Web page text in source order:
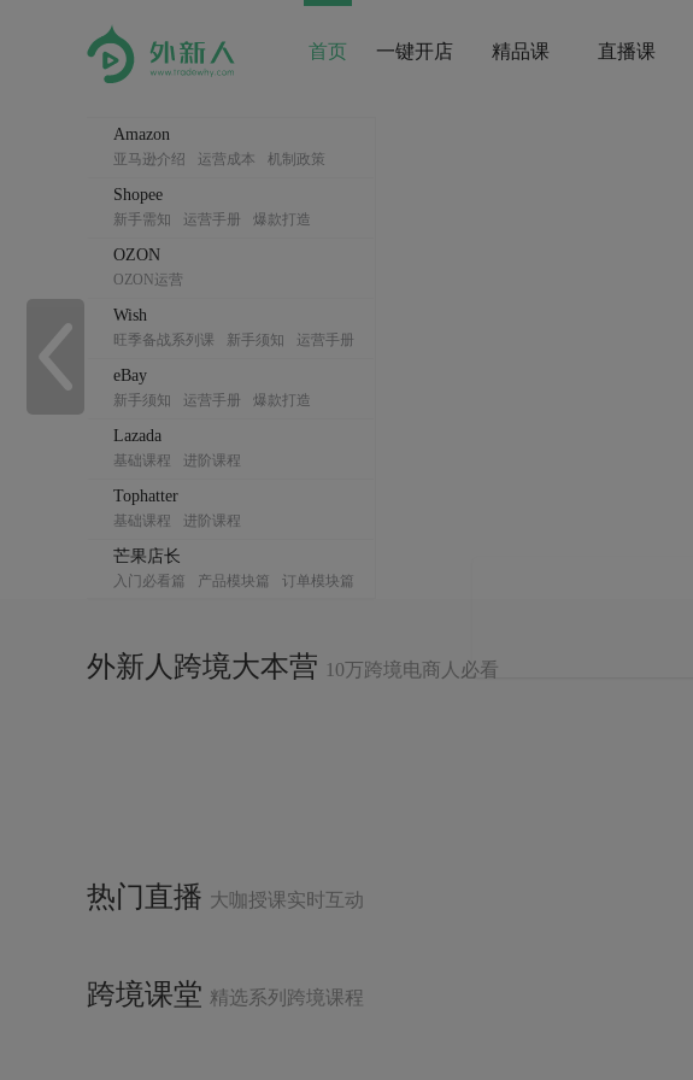
首页 一键开店 精品课 直播课
Amazon
亚马逊介绍 运营成本
机制政策
刊登产品
亚马逊系列课
Shopee
新手需知 运营手册
爆款打造
OZON
OZON运营
Wish
旺季备战系列课 新手须知
运营手册
eBay
新手须知 运营手册
爆款打造
Lazada
基础课程 进阶课程
Tophatter
基础课程 进阶课程
芒果店长
入门必看篇 产品模块篇
订单模块篇
其他常见问题篇
直播回放
外新人跨境大本营 10万跨境电商人必看
热门直播 大咖授课实时互动
跨境课堂 精选系列跨境课程